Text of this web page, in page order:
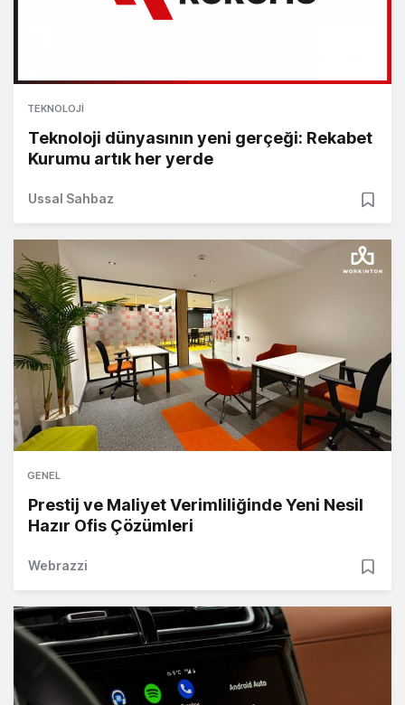
TEKNOLOJI
Teknoloji dünyasının yeni gerçeği: Rekabet
Kurumu artık her yerde
Ussal Sahbaz
GENEL
Prestij ve Maliyet Verimliliğinde Yeni Nesil
Hazır Ofis Çözümleri
Webrazzi